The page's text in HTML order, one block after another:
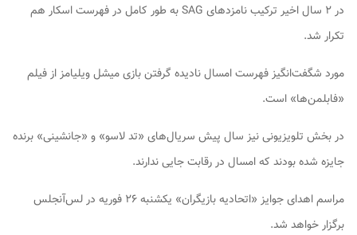
در ۲ سال اخیر ترکیب نامزدهای SAG به طور کامل در فهرست اسکار هم
تکرار شد.
مورد شگفت‌انگیز فهرست امسال نادیده گرفتن بازی میشل ویلیامز از فیلم
«فابلمن‌ها» است.
در بخش تلویزیونی نیز سال پیش سریال‌های «تد لاسو» و «جانشینی» برنده
جایزه شده بودند که امسال در رقابت جایی ندارند.
مراسم اهدای جوایز «اتحادیه بازیگران» یکشنبه ۲۶ فوریه در لس‌آنجلس
برگزار خواهد شد.